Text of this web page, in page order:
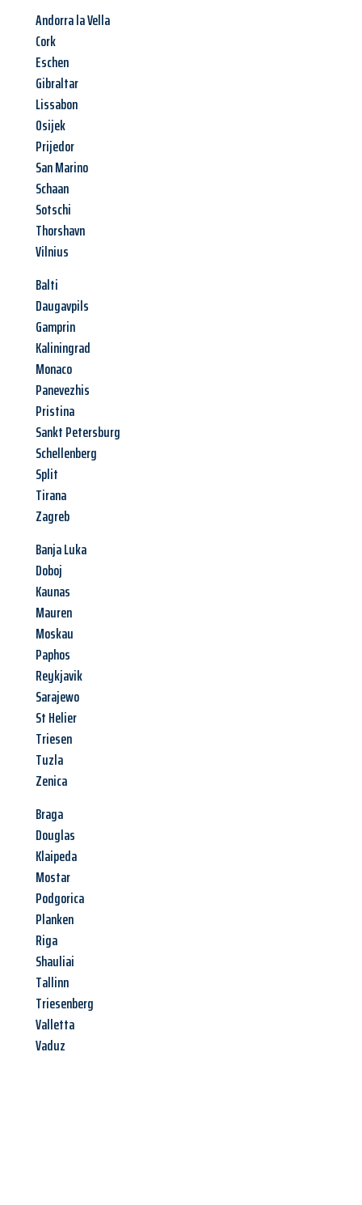
Andorra la Vella
Cork
Eschen
Gibraltar
Lissabon
Osijek
Prijedor
San Marino
Schaan
Sotschi
Thorshavn
Vilnius
Balti
Daugavpils
Gamprin
Kaliningrad
Monaco
Panevezhis
Pristina
Sankt Petersburg
Schellenberg
Split
Tirana
Zagreb
Banja Luka
Doboj
Kaunas
Mauren
Moskau
Paphos
Reykjavik
Sarajewo
St Helier
Triesen
Tuzla
Zenica
Braga
Douglas
Klaipeda
Mostar
Podgorica
Planken
Riga
Shauliai
Tallinn
Triesenberg
Valletta
Vaduz